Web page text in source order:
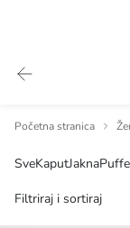
Početna stranica
SveKaputJakna
Filtriraj i sortiraj